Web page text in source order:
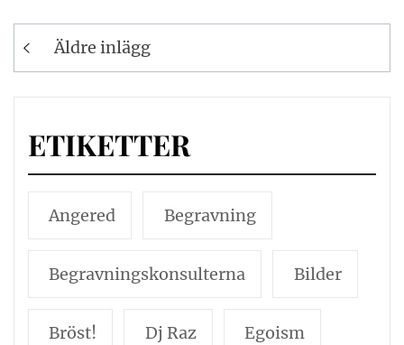
Inläggsnavigering
Äldre inlägg
ETIKETTER
Angered Begravning
Begravningskonsulterna Bilder
Bröst! Dj Raz Egoism